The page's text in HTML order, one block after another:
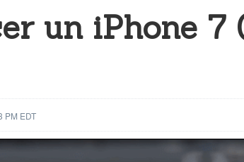
un iPhone 7
PM EDT